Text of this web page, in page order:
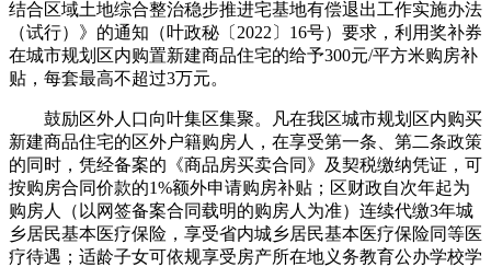
结合区域土地综合整治稳步推进宅基地有偿退出工作实施办法
（试行）》的通知（叶政秘〔2022〕16号）要求，利用奖补券
在城市规划区内购置新建商品住宅的给予300元/平方米购房补
贴，每套最高不超过3万元。
鼓励区外人口向叶集区集聚。凡在我区城市规划区内购买
新建商品住宅的区外户籍购房人，在享受第一条、第二条政策
的同时，凭经备案的《商品房买卖合同》及契税缴纳凭证，可
按购房合同价款的1%额外申请购房补贴；区财政自次年起为
购房人（以网签备案合同载明的购房人为准）连续代缴3年城
乡居民基本医疗保险，享受省内城乡居民基本医疗保险同等医
疗待遇；适龄子女可依规享受房产所在地义务教育公办学校学